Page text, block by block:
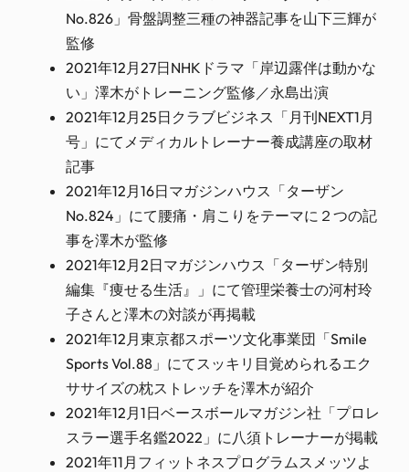
No.826」骨盤調整三種の神器記事を山下三輝が
監修
2021年12月27日NHKドラマ「岸辺露伴は動かな
い」澤木がトレーニング監修／永島出演
2021年12月25日クラブビジネス「月刊NEXT1月
号」にてメディカルトレーナー養成講座の取材
記事
2021年12月16日マガジンハウス「ターザン
No.824」にて腰痛・肩こりをテーマに２つの記
事を澤木が監修
2021年12月2日マガジンハウス「ターザン特別
編集『痩せる生活』」にて管理栄養士の河村玲
子さんと澤木の対談が再掲載
2021年12月東京都スポーツ文化事業団「Smile
Sports Vol.88」にてスッキリ目覚められるエク
ササイズの枕ストレッチを澤木が紹介
2021年12月1日ベースボールマガジン社「プロレ
スラー選手名鑑2022」に八須トレーナーが掲載
2021年11月フィットネスプログラムスメッツよ